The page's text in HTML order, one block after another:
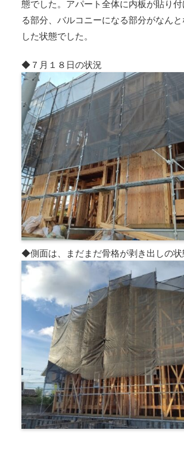
態でした。アパート全体に内板が貼り
る部分、バルコニーになる部分がなん
した状態でした。
◆７月１８日の状況
◆側面は、まだまだ骨格が剥き出しの状